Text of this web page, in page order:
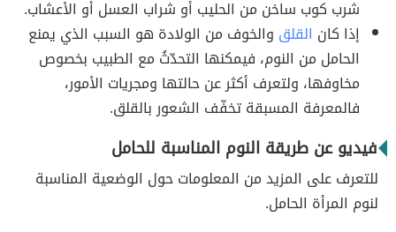
شرب كوب ساخن من الحليب أو شراب العسل أو الأعشاب.
إذا كان القلق والخوف من الولادة هو السبب الذي يمنع
الحامل من النوم، فيمكنها التحدّثُ مع الطبيب بخصوص
مخاوفها، ولتعرف أكثر عن حالتها ومجريات الأمور،
فالمعرفة المسبقة تخفّف الشعور بالقلق.
فيديو عن طريقة النوم المناسبة للحامل
للتعرف على المزيد من المعلومات حول الوضعية المناسبة
لنوم المرأة الحامل.